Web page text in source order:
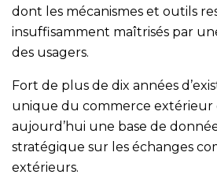
dont les mécanismes et outils
insuffisamment maîtrisés par
des usagers.
Fort de plus de dix années
unique du commerce extérieur
aujourd’hui une base de
stratégique sur les échanges
extérieurs.